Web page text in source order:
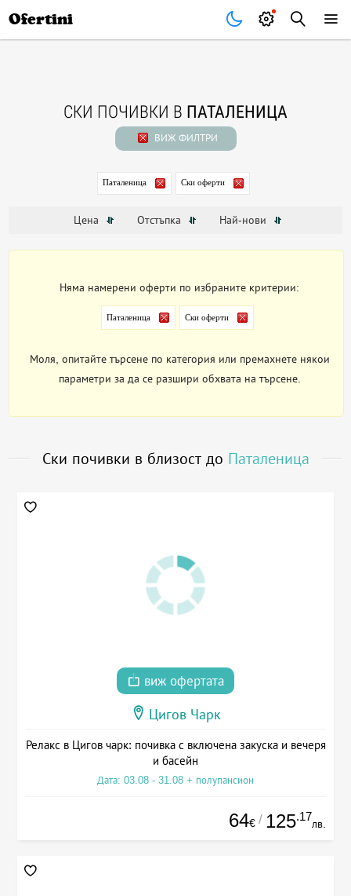
Ofertini
СКИ ПОЧИВКИ В ПАТАЛЕНИЦА
ВИЖ ФИЛТРИ
Паталеница Ски оферти
Цена Отстъпка Най-нови
Няма намерени оферти по избраните критерии:
Паталеница Ски оферти
Моля, опитайте търсене по категория или премахнете някои
параметри за да се разшири обхвата на търсене.
Ски почивки в близост до Паталеница
виж офертата
Цигов Чарк
Релакс в Цигов чарк: почивка с включена закуска и вечеря
и басейн
Дата: 03.08 - 31.08 + полупансион
64€ / 125.17
лв.